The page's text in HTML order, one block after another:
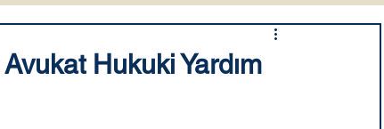
Hukuki Yardım